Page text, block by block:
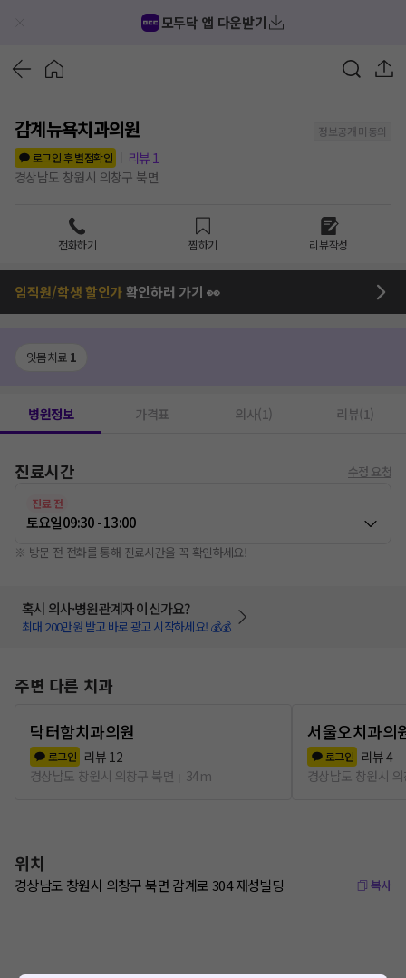
모두닥 앱 다운받기
감계뉴욕치과의원
정보공개 미동의
로그인 후 별점확인
리뷰 1
경상남도 창원시 의창구 북면
전화하기 찜하기 리뷰작성
임직원/학생 할인가확인하러 가기 👀
잇몸치료 1
병원정보 가격표 의사(1) 리뷰(1)
진료시간 수정 요청
진료 전
토요일09:30 - 13:00
※ 방문 전 전화를 통해 진료시간을 꼭 확인하세요!
혹시 의사·병원관계자 이신가요?
최대 200만원 받고 바로 광고 시작하세요! 💰💰
주변 다른 치과
닥터함치과의원
로그인 리뷰 12
경상남도 창원시 의창구 북면
34m
서울오치과의
로그인 리뷰4
경상남도 창원시
위치
경상남도 창원시 의창구 북면 감계로 304 재성빌딩 복사